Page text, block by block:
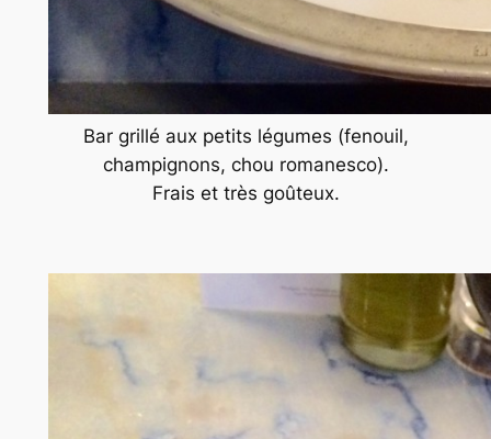
Bar grillé aux petits légumes (fenouil,
champignons, chou romanesco).
Frais et très goûteux.